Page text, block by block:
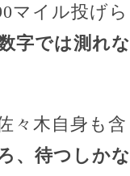
マイル投げら
字では測れな
々木自身も含
、待つしかな